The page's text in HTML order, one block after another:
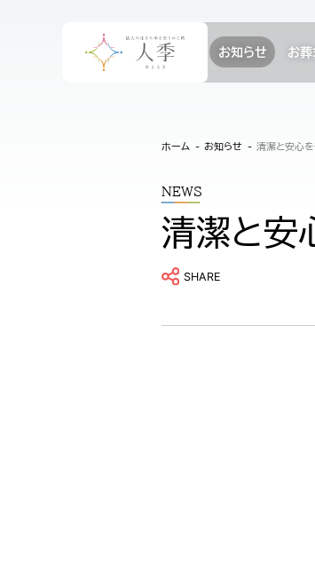
お知らせ お葬
ホーム お知らせ 清潔と安心
NEWS
清潔と安
SHARE